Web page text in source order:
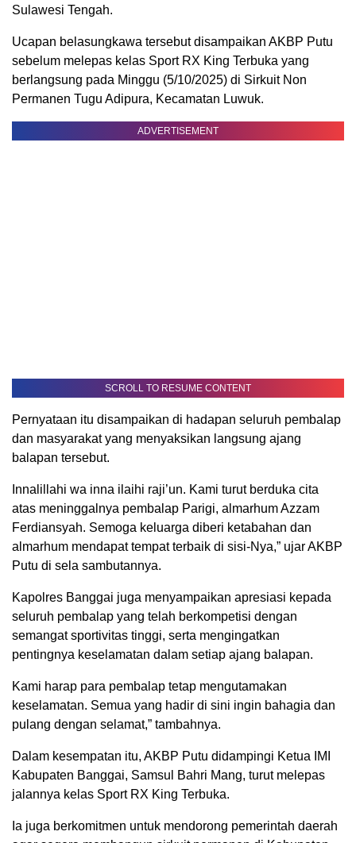
Sulawesi Tengah.
Ucapan belasungkawa tersebut disampaikan AKBP Putu
sebelum melepas kelas Sport RX King Terbuka yang
berlangsung pada Minggu (5/10/2025) di Sirkuit Non
Permanen Tugu Adipura, Kecamatan Luwuk.
ADVERTISEMENT
SCROLL TO RESUME CONTENT
Pernyataan itu disampaikan di hadapan seluruh pembalap
dan masyarakat yang menyaksikan langsung ajang
balapan tersebut.
Innalillahi wa inna ilaihi raji’un. Kami turut berduka cita
atas meninggalnya pembalap Parigi, almarhum Azzam
Ferdiansyah. Semoga keluarga diberi ketabahan dan
almarhum mendapat tempat terbaik di sisi-Nya,” ujar AKBP
Putu di sela sambutannya.
Kapolres Banggai juga menyampaikan apresiasi kepada
seluruh pembalap yang telah berkompetisi dengan
semangat sportivitas tinggi, serta mengingatkan
pentingnya keselamatan dalam setiap ajang balapan.
Kami harap para pembalap tetap mengutamakan
keselamatan. Semua yang hadir di sini ingin bahagia dan
pulang dengan selamat,” tambahnya.
Dalam kesempatan itu, AKBP Putu didampingi Ketua IMI
Kabupaten Banggai, Samsul Bahri Mang, turut melepas
jalannya kelas Sport RX King Terbuka.
Ia juga berkomitmen untuk mendorong pemerintah daerah